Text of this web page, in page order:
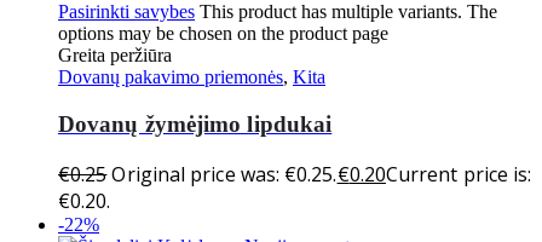
Pasirinkti savybes This product has multiple variants. The
options may be chosen on the product page
Greita peržiūra
Dovanų pakavimo priemonės, Kita
Dovanų žymėjimo lipdukai
€0.25Original price was: €0.25.€0.20Current price is:
€0.20.
-22%